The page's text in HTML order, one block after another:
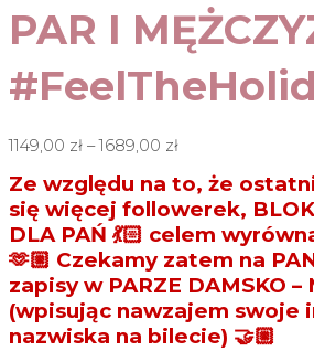
PAR I
1149,00 zł –1689,00 zł
Ze względu na to, że
się więcej followerek,
DLA PAŃ 💃🏻 celem
🫶🏼 Czekamy zatem na
zapisy w PARZE DAMSKO –
(wpisując nawzajem swoje
nazwiska na bilecie) 🤝🏼